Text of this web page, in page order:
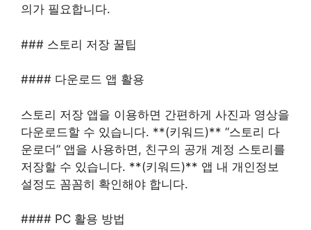
의가 필요합니다.
### 스토리 저장 꿀팁
#### 다운로드 앱 활용
스토리 저장 앱을 이용하면 간편하게 사진과 영상을
다운로드할 수 있습니다. **(키워드)** “스토리 다
운로더” 앱을 사용하면, 친구의 공개 계정 스토리를
저장할 수 있습니다. **(키워드)** 앱 내 개인정보
설정도 꼼꼼히 확인해야 합니다.
#### PC 활용 방법